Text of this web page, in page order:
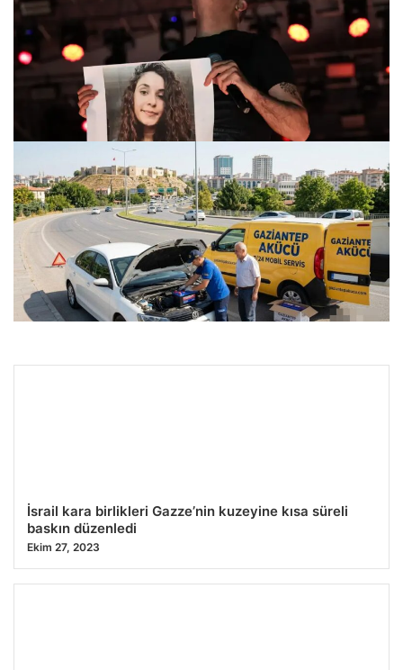
Gülistan Doku soruşturması… Handan Sonel ve Mehmet
Aca cezaevine sevk edildi!
25.07.2026 11:33
Gaziantep İlçeleri Taşıt Güç Sistemleri – Gaziantep Akücü
İsrail kara birlikleri Gazze’nin kuzeyine kısa süreli
baskın düzenledi
Ekim 27, 2023